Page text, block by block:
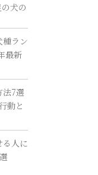
犬の
種ラン
最新
法7選
動と
人に